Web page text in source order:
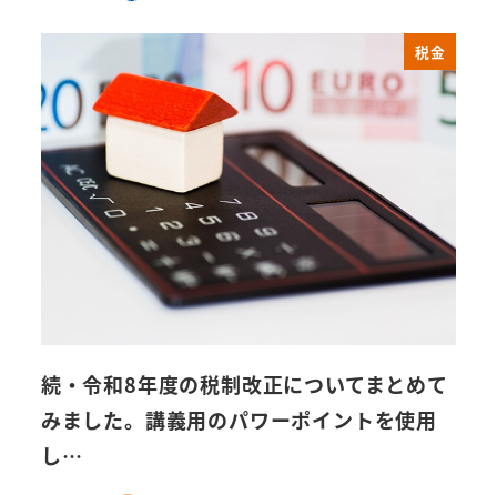
税金
続・令和8年度の税制改正についてまとめて
みました。講義用のパワーポイントを使用
し…